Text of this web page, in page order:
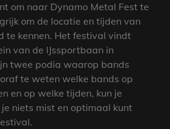
om naar Dynamo Metal Fest te
om de locatie en tijden van
te kennen. Het festival vindt
van de IJssportbaan in
twee podia waarop bands
te weten welke bands op
en op welke tijden, kun je
niets mist en optimaal kunt